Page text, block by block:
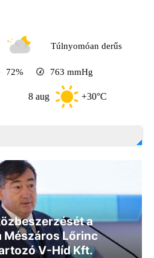
Túlnyomóan derűs
72% 763 mmHg
+30°C
a
Mészáros Lőrinc
V-Híd Kft.